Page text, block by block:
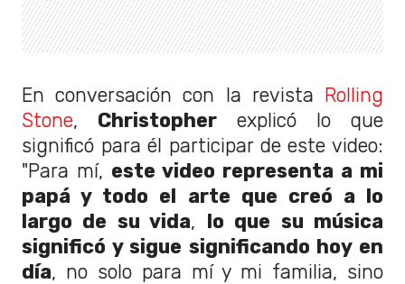
En conversación con la revista Rolling
Stone, Christopher explicó lo que
significó para él participar de este video:
"Para mí, este video representa a mi
papá y todo el arte que creó a lo
largo de su vida, lo que su música
significó y sigue significando hoy en
día, no solo para mí y mi familia, sino